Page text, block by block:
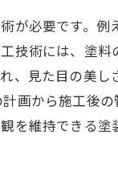
が必要です。例
技術には、塗
、見た目の美し
画から施工後
維持できる塗